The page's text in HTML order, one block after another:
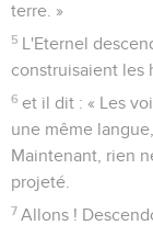
terre. »
5 L'Eternel
construisaient les
6 et il dit : « Les
une même
Maintenant, rien
projeté.
7 Allons !